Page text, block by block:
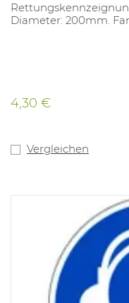
Diameter: 200mm.
4,30 €
Vergleichen